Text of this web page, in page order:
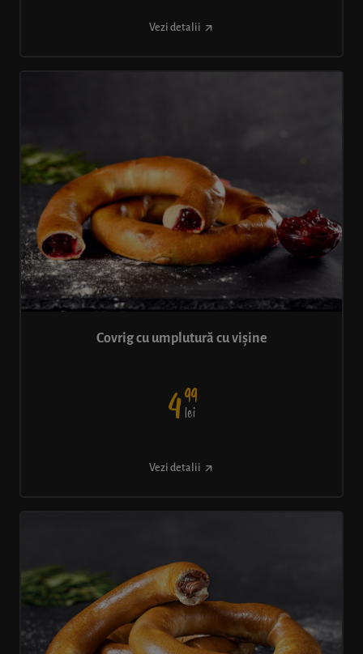
Vezi detalii
Covrig cu umplutură cu vișine
499
lei
Vezi detalii